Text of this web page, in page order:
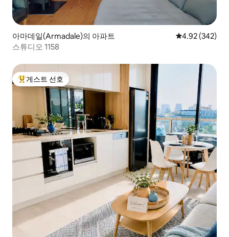
아마데일(Armadale)의 아파트 평점 4.92점(5
4.92 (342)
스튜디오 1158
상위 게스트 선호
게스트 선호